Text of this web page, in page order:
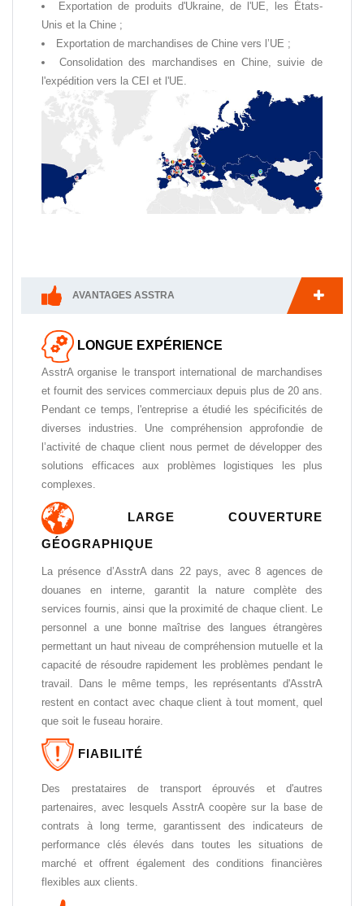
Exportation de produits d'Ukraine, de l'UE, les États-
Unis et la Chine ;
Exportation de marchandises de Chine vers l’UE ;
Consolidation des marchandises en Chine, suivie de
l'expédition vers la CEI et l'UE.
AVANTAGES ASSTRA
LONGUE EXPÉRIENCE
AsstrA organise le transport international de marchandises
et fournit des services commerciaux depuis plus de 20 ans.
Pendant ce temps, l'entreprise a étudié les spécificités de
diverses industries. Une compréhension approfondie de
l’activité de chaque client nous permet de développer des
solutions efficaces aux problèmes logistiques les plus
complexes.
LARGE COUVERTURE
GÉOGRAPHIQUE
La présence d’AsstrA dans 22 pays, avec 8 agences de
douanes en interne, garantit la nature complète des
services fournis, ainsi que la proximité de chaque client. Le
personnel a une bonne maîtrise des langues étrangères
permettant un haut niveau de compréhension mutuelle et la
capacité de résoudre rapidement les problèmes pendant le
travail. Dans le même temps, les représentants d'AsstrA
restent en contact avec chaque client à tout moment, quel
que soit le fuseau horaire.
FIABILITÉ
Des prestataires de transport éprouvés et d'autres
partenaires, avec lesquels AsstrA coopère sur la base de
contrats à long terme, garantissent des indicateurs de
performance clés élevés dans toutes les situations de
marché et offrent également des conditions financières
flexibles aux clients.